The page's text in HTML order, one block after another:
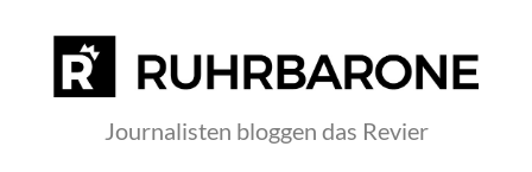
Journalisten bloggen das Revier